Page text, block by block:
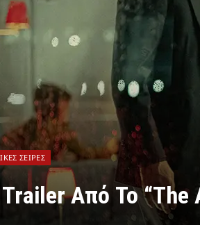
ΣΕΙΡΈΣ
Από Το “The